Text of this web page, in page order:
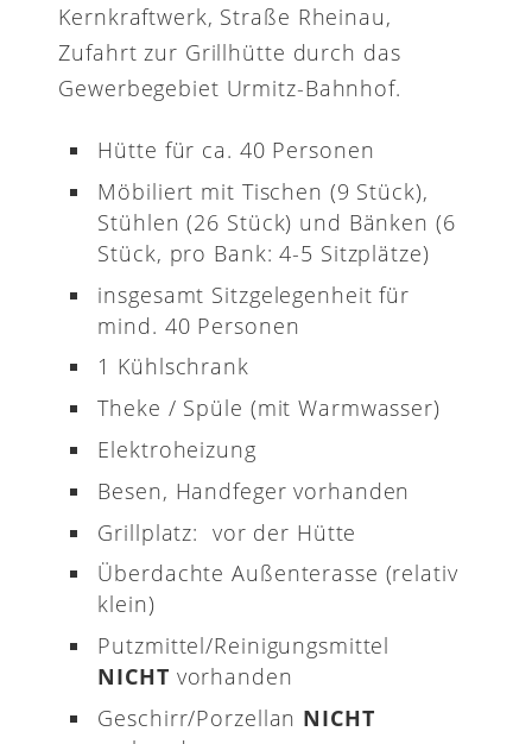
Kernkraftwerk, Straße Rheinau,
Zufahrt zur Grillhütte durch das
Gewerbegebiet Urmitz-Bahnhof.
Hütte für ca. 40 Personen
Möbiliert mit Tischen (9 Stück),
Stühlen (26 Stück) und Bänken (6
Stück, pro Bank: 4-5 Sitzplätze)
insgesamt Sitzgelegenheit für
mind. 40 Personen
1 Kühlschrank
Theke / Spüle (mit Warmwasser)
Elektroheizung
Besen, Handfeger vorhanden
Grillplatz: vor der Hütte
Überdachte Außenterasse (relativ
klein)
Putzmittel/Reinigungsmittel
NICHT vorhanden
Geschirr/Porzellan NICHT